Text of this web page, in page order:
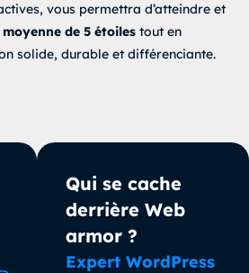
vous permettra d’atteindre et
de 5 étoiles tout en
solide, durable et différenciante.
Qui se cache
derrière Web
armor ?
Expert WordPress